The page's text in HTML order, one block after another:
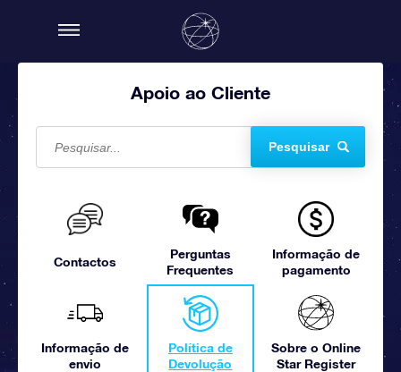
Apoio ao Cliente
Pesquisar
Contactos
Perguntas
Frequentes
Informação de
pagamento
Informação de
envio
Política de
Devolução
Sobre o Online
Star Register